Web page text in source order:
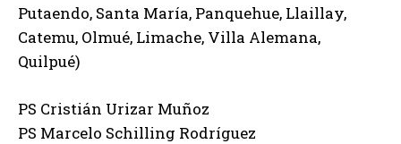
Putaendo, Santa María, Panquehue, Llaillay,
Catemu, Olmué, Limache, Villa Alemana,
Quilpué)
PS Cristián Urizar Muñoz
PS Marcelo Schilling Rodríguez